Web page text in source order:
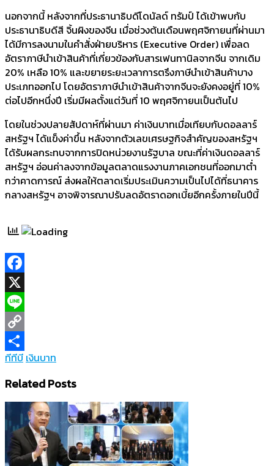
นอกจากนี้ หลังจากที่ประธานาธิบดีโดนัลด์ ทรัมป์ ได้เข้าพบกับ
ประธานาธิบดีสี จิ้นผิงของจีน เมื่อช่วงต้นเดือนพฤศจิกายนที่ผ่านมา
ได้มีการลงนามในคำสั่งฝ่ายบริหาร (Executive Order) เพื่อลด
อัตราภาษีนำเข้าสินค้าที่เกี่ยวข้องกับสารเฟนทานิลจากจีน จากเดิม
20% เหลือ 10% และขยายระยะเวลาการตรึงภาษีนำเข้าสินค้าบาง
ประเภทออกไป โดยอัตราภาษีนำเข้าสินค้าจากจีนจะยังคงอยู่ที่ 10%
ต่อไปอีกหนึ่งปี เริ่มมีผลตั้งแต่วันที่ 10 พฤศจิกายนเป็นต้นไป
โดยในช่วงปลายสัปดาห์ที่ผ่านมา ค่าเงินบาทเมื่อเทียบกับดอลลาร์
สหรัฐฯ ได้แข็งค่าขึ้น หลังจากตัวเลขเศรษฐกิจสำคัญของสหรัฐฯ
ได้รับผลกระทบจากการปิดหน่วยงานรัฐบาล ขณะที่ค่าเงินดอลลาร์
สหรัฐฯ อ่อนค่าลงจากข้อมูลตลาดแรงงานภาคเอกชนที่ออกมาต่ำ
กว่าคาดการณ์ ส่งผลให้ตลาดเริ่มประเมินความเป็นไปได้ที่ธนาคาร
กลางสหรัฐฯ อาจพิจารณาปรับลดอัตราดอกเบี้ยอีกครั้งภายในปีนี้
Facebook
X
Line
Copy
Link
Share
ทีทีบี เงินบาท
Related Posts